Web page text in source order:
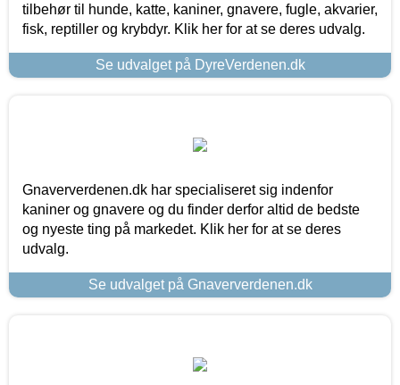
tilbehør til hunde, katte, kaniner, gnavere, fugle, akvarier,
fisk, reptiller og krybdyr. Klik her for at se deres udvalg.
Se udvalget på DyreVerdenen.dk
Gnaververdenen.dk har specialiseret sig indenfor
kaniner og gnavere og du finder derfor altid de bedste
og nyeste ting på markedet. Klik her for at se deres
udvalg.
Se udvalget på Gnaververdenen.dk